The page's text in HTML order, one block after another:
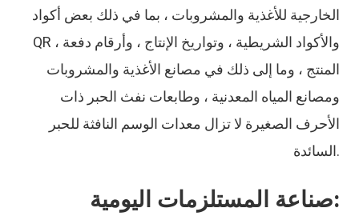
الخارجية للأغذية والمشروبات ، بما في ذلك بعض أكواد
QR ، والأكواد الشريطية ، وتواريخ الإنتاج ، وأرقام دفعة
المنتج ، وما إلى ذلك في مصانع الأغذية والمشروبات
ومصانع المياه المعدنية ، وطابعات نفث الحبر ذات
الأحرف الصغيرة لا تزال معدات الوسم النافثة للحبر
السائدة.
صناعة المستلزمات اليومية: